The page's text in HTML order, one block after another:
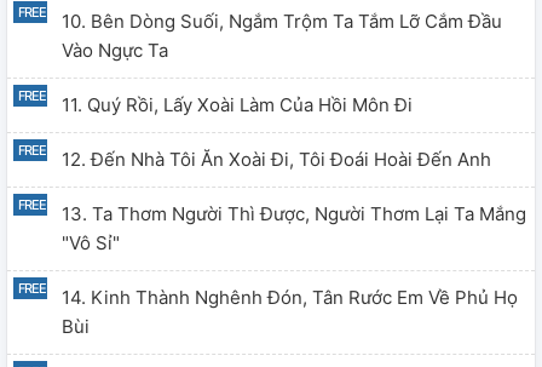
10. Bên Dòng Suối, Ngắm Trộm Ta Tắm Lỡ Cắm Đầu
Vào Ngực Ta
11. Quý Rồi, Lấy Xoài Làm Của Hồi Môn Đi
12. Đến Nhà Tôi Ăn Xoài Đi, Tôi Đoái Hoài Đến Anh
13. Ta Thơm Người Thì Được, Người Thơm Lại Ta Mắng
"vô Sỉ"
14. Kinh Thành Nghênh Đón, Tân Rước Em Về Phủ Họ
Bùi